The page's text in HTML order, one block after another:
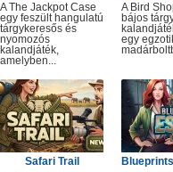
A The Jackpot Case
egy feszült hangulatú
tárgykeresős és
nyomozós
kalandjáték,
amelyben...
A Bird
bájos
egy
Safari Trail